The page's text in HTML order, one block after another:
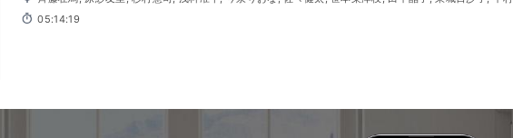
也, 広瀬裕也, 松島昭浩, 青木崇
05:14:19